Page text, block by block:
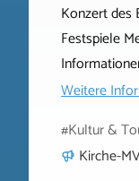
Konzert des
Festspiele
Weitere
#Kultur &
Kirche-